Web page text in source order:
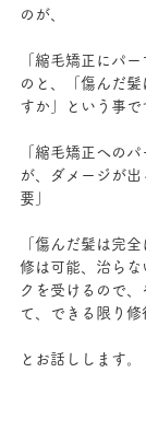
のが、
「縮毛矯正にパ
のと、「傷んだ
すか」という事で
「縮毛矯正への
が、ダメージが
要」
「傷んだ髪は完
修は可能、治らな
クを受けるので
て、できる限り修
とお話しします。